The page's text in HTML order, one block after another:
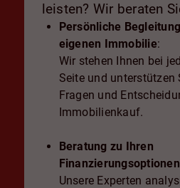
leisten? Wir beraten
Persönliche
eigenen Immobilie:
Wir stehen Ihnen bei
Seite und unterstützen
Fragen und
Immobilienkauf.
Beratung zu Ihren
Finanzierungsoptionen
Unsere Experten